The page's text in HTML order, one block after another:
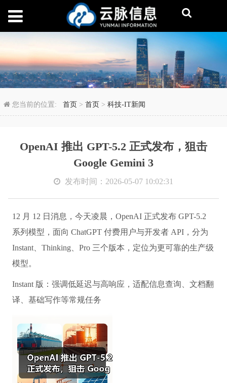
OpenAI 推出 GPT-5.2
您当前的位置:首页 >首页 >科技-IT新闻
OpenAI 推出 GPT-5.2 正式发布，狙击
Google Gemini 3
发布时间：2026-05-07 10:02:31
12 月 12 日消息，今天凌晨，OpenAI 正式发布 GPT-5.2
系列模型，面向 ChatGPT 付费用户与开发者 API，分为
Instant、Thinking、Pro 三个版本，定位为更可靠的生产级
模型。
Instant 版：强调低延迟与高响应，适配信息查询、文档翻
译、基础写作等常规任务